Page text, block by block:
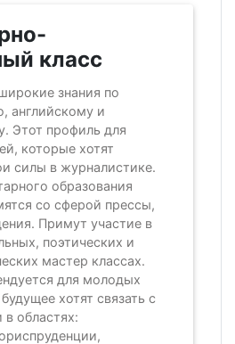
класс
знания по
английскому и
Этот профиль для
которые хотят
силы в журналистике.
образования
со сферой прессы,
Примут участие в
поэтических и
мастер классах.
для молодых
хотят связать с
областях: